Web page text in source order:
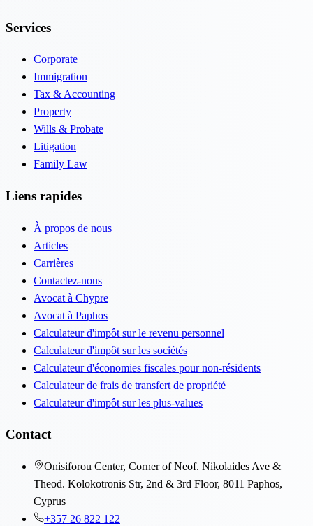
Services
Corporate
Immigration
Tax & Accounting
Property
Wills & Probate
Litigation
Family Law
Liens rapides
À propos de nous
Articles
Carrières
Contactez-nous
Avocat à Chypre
Avocat à Paphos
Calculateur d'impôt sur le revenu personnel
Calculateur d'impôt sur les sociétés
Calculateur d'économies fiscales pour non-résidents
Calculateur de frais de transfert de propriété
Calculateur d'impôt sur les plus-values
Contact
Onisiforou Center, Corner of Neof. Nikolaides Ave &
Theod. Kolokotronis Str, 2nd & 3rd Floor, 8011 Paphos,
Cyprus
+357 26 822 122